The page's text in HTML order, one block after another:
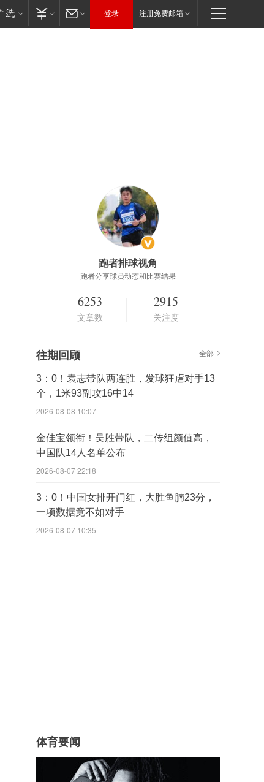
登录 注册免费邮箱
跑者排球视角
跑者分享球员动态和比赛结果
6253
文章数
2915
关注度
往期回顾 全部
3：0！袁志带队两连胜，发球狂虐对手13
个，1米93副攻16中14
2026-08-08 10:07
金佳宝领衔！吴胜带队，二传组颜值高，
中国队14人名单公布
2026-08-07 22:18
3：0！中国女排开门红，大胜鱼腩23分，
一项数据竟不如对手
2026-08-07 10:35
体育要闻